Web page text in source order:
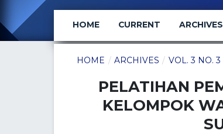
HOME CURRENT ARCHIVES
HOME / ARCHIVES / VOL. 3 NO. 3
PELATIHAN
KELOMPOK